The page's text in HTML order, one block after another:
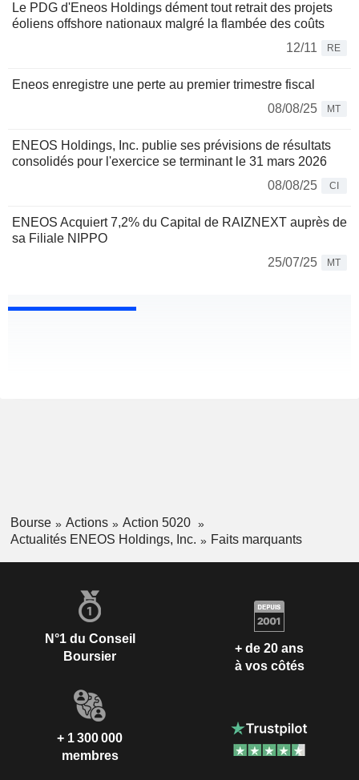
Le PDG d'Eneos Holdings dément tout retrait des projets
éoliens offshore nationaux malgré la flambée des coûts
12/11
RE
Eneos enregistre une perte au premier trimestre fiscal
08/08/25
MT
ENEOS Holdings, Inc. publie ses prévisions de résultats
consolidés pour l'exercice se terminant le 31 mars 2026
08/08/25
CI
ENEOS Acquiert 7,2% du Capital de RAIZNEXT auprès de
sa Filiale NIPPO
25/07/25
MT
Bourse Actions
Action 5020
Actualités ENEOS Holdings, Inc.
Faits marquants
N°1 du Conseil
Boursier
+ de 20 ans
à vos côtés
+ 1 300 000
membres